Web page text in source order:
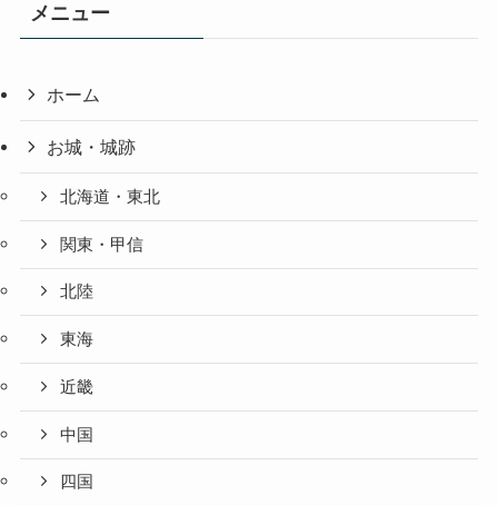
メニュー
ホーム
お城・城跡
北海道・東北
関東・甲信
北陸
東海
近畿
中国
四国